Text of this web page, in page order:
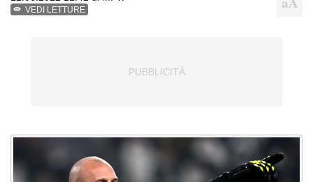
VEDI LETTURE